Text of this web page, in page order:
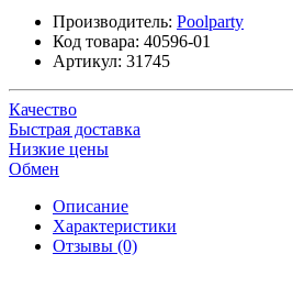
Производитель: Poolparty
Код товара: 40596-01
Артикул: 31745
Качество
Быстрая доставка
Низкие цены
Обмен
Описание
Характеристики
Отзывы (0)